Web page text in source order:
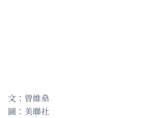
文：曾維燊
圖：美聯社